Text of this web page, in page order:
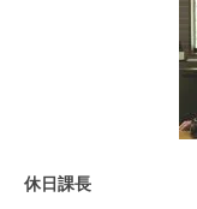
休日課長